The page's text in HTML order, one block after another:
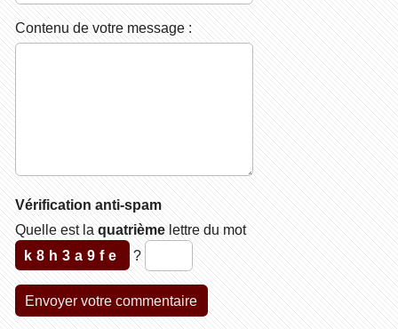
Contenu de votre message :
Vérification anti-spam
Quelle est la quatrièmelettre du mot
k8h3a9fe
?